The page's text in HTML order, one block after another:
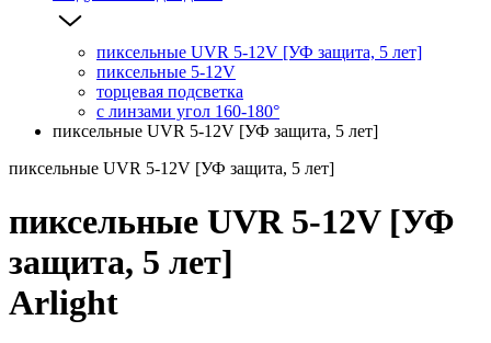
пиксельные UVR 5-12V [УФ защита, 5 лет]
пиксельные 5-12V
торцевая подсветка
с линзами угол 160-180°
пиксельные UVR 5-12V [УФ защита, 5 лет]
пиксельные UVR 5-12V [УФ защита, 5 лет]
пиксельные UVR 5-12V [УФ
защита, 5 лет]
Arlight